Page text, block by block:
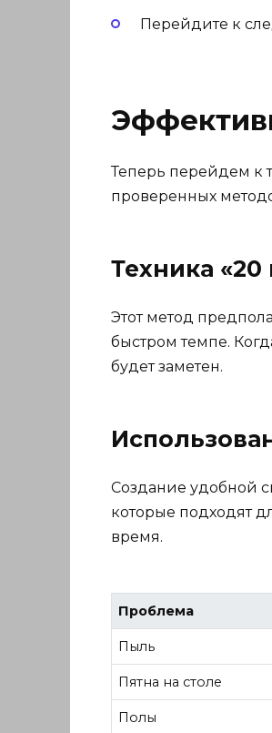
Перейдите к
Теперь перейдем к
проверенных
Техника
Этот метод
быстром темпе.
будет заметен.
Создание удобной
которые подходят
время.
Проблема
Пыль
Пятна на столе
Полы